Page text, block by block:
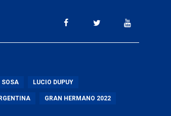
SOSA LUCIO DUPUY
GRAN HERMANO 2022